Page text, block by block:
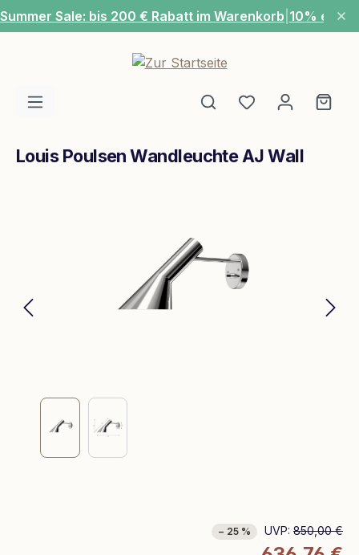
Zum Hauptinhalt springen
Summer Sale: bis 200 € Rabatt im Warenkorb 10% extra
Du hast 0
Louis Poulsen Wandleuchte AJ Wall
− 25 % UVP: 850,00 €